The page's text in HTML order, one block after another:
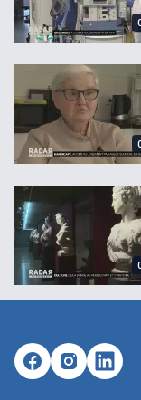
L&#039;accès au
Incarnation: